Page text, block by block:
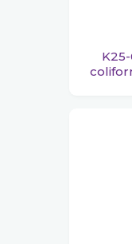
K25-6023 Suplemento